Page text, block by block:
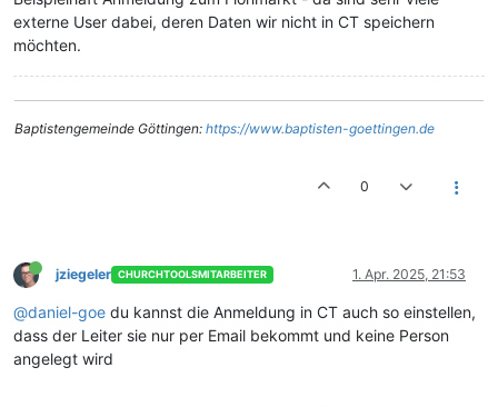
externe User dabei, deren Daten wir nicht in CT speichern
möchten.
Baptistengemeinde Göttingen: https://www.baptisten-goettingen.de
0
jziegeler CHURCHTOOLSMITARBEITER 1. Apr. 2025, 21:53
@daniel-goe du kannst die Anmeldung in CT auch so einstellen,
dass der Leiter sie nur per Email bekommt und keine Person
angelegt wird